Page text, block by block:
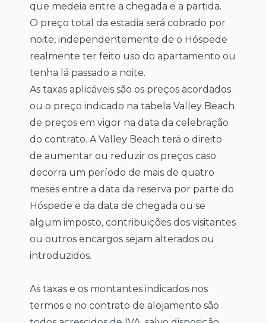
que medeia entre a chegada e a partida.
O preço total da estadia será cobrado por
noite, independentemente de o Hóspede
realmente ter feito uso do apartamento ou
tenha lá passado a noite.
As taxas aplicáveis são os preços acordados
ou o preço indicado na tabela Valley Beach
de preços em vigor na data da celebração
do contrato. A Valley Beach terá o direito
de aumentar ou reduzir os preços caso
decorra um período de mais de quatro
meses entre a data da reserva por parte do
Hóspede e da data de chegada ou se
algum imposto, contribuições dos visitantes
ou outros encargos sejam alterados ou
introduzidos.
As taxas e os montantes indicados nos
termos e no contrato de alojamento são